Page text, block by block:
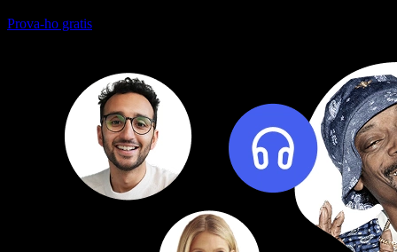
Prova-ho gratis